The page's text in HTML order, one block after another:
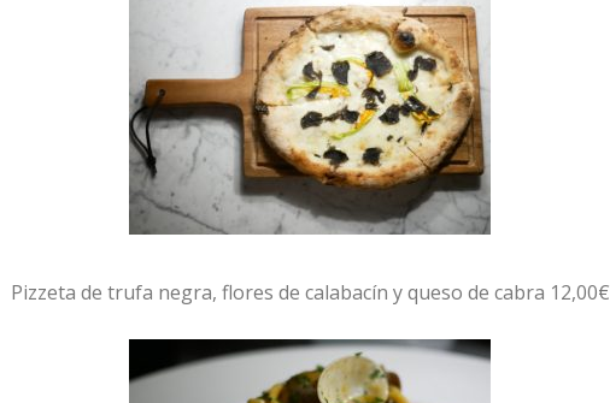
Pizzeta de trufa negra, flores de calabacín y queso de cabra 12,00€